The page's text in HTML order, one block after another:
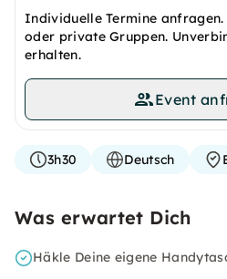
Individuelle Termine
oder private Gruppen.
erhalten.
Event
3h30 Deutsch
Was erwartet Dich
Häkle Deine eigene